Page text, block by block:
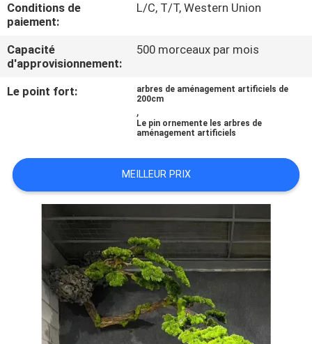
CONTRÔLE
QUALITÉ
CONTACTEZ-
NOUVELLES
AFFAIRES
DEMANDEZ
DEVIS
Conditions de
paiement:
L/C, T/T, Western Union
Capacité
d'approvisionnement:
500 morceaux par mois
Le point fort:
arbres de aménagement artificiels de
200cm
,
Le pin ornemente les arbres de
aménagement artificiels
MEILLEUR PRIX